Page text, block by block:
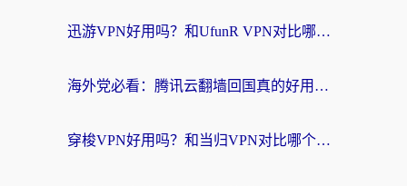
迅游VPN好用吗？和UfunR VPN对比哪个回国效果更好？海外党亲测避坑指南
海外党必看：腾讯云翻墙回国真的好用吗？+ 3步选对回国加速器指南
穿梭VPN好用吗？和当归VPN对比哪个回国效果更好？海外党亲测实用指南